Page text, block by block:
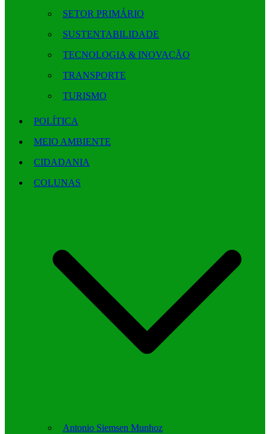
SETOR PRIMÁRIO
SUSTENTABILIDADE
TECNOLOGIA & INOVAÇÃO
TRANSPORTE
TURISMO
POLÍTICA
MEIO AMBIENTE
CIDADANIA
COLUNAS
Antonio Siemsen Munhoz